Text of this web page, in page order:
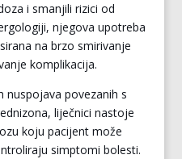
i smanjili rizici od
njegova upotreba
na brzo smirivanje
komplikacija.
nuspojava povezanih s
liječnici nastoje
koju pacijent može
simptomi bolesti.